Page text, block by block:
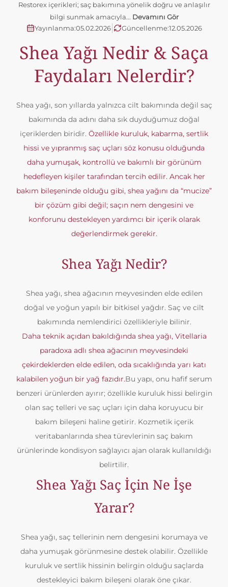
Restorex içerikleri; saç bakımına yönelik doğru ve anlaşılır
bilgi sunmak amacıyla... Devamını Gör
Yayınlanma:05.02.2026| Güncellenme:12.05.2026
Shea Yağı Nedir & Saça
Faydaları Nelerdir?
Shea yağı, son yıllarda yalnızca cilt bakımında değil saç
bakımında da adını daha sık duyduğumuz doğal
içeriklerden biridir. Özellikle kuruluk, kabarma, sertlik
hissi ve yıpranmış saç uçları söz konusu olduğunda
daha yumuşak, kontrollü ve bakımlı bir görünüm
hedefleyen kişiler tarafından tercih edilir. Ancak her
bakım bileşeninde olduğu gibi, shea yağını da “mucize”
bir çözüm gibi değil; saçın nem dengesini ve
konforunu destekleyen yardımcı bir içerik olarak
değerlendirmek gerekir.
Shea Yağı Nedir?
Shea yağı, shea ağacının meyvesinden elde edilen
doğal ve yoğun yapılı bir bitkisel yağdır. Saç ve cilt
bakımında nemlendirici özellikleriyle bilinir.
Daha teknik açıdan bakıldığında shea yağı, Vitellaria
paradoxa adlı shea ağacının meyvesindeki
çekirdeklerden elde edilen, oda sıcaklığında yarı katı
kalabilen yoğun bir yağ fazıdır.Bu yapı, onu hafif serum
benzeri ürünlerden ayırır; özellikle kuruluk hissi belirgin
olan saç telleri ve saç uçları için daha koruyucu bir
bakım bileşeni haline getirir. Kozmetik içerik
veritabanlarında shea türevlerinin saç bakım
ürünlerinde kondisyon sağlayıcı ajan olarak kullanıldığı
belirtilir.
Shea Yağı Saç İçin Ne İşe
Yarar?
Shea yağı, saç tellerinin nem dengesini korumaya ve
daha yumuşak görünmesine destek olabilir. Özellikle
kuruluk ve sertlik hissinin belirgin olduğu saçlarda
destekleyici bakım bileşeni olarak öne çıkar.